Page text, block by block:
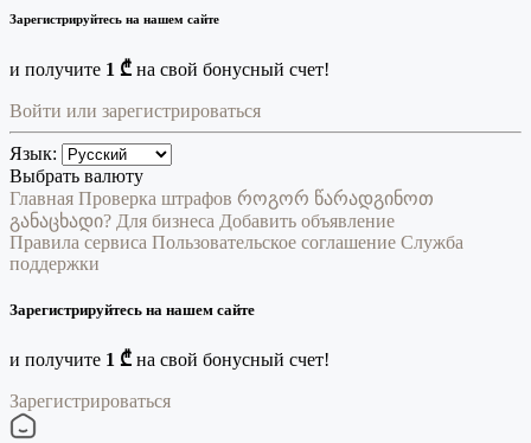
Зарегистрируйтесь на нашем сайте
и получите 1 ₾ на свой бонусный счет!
Войти или зарегистрироваться
Язык:
Выбрать валюту
Главная Проверка штрафов როგორ წარადგინოთ
განაცხადი? Для бизнеса Добавить объявление
Правила сервиса Пользовательское соглашение Служба
поддержки
Зарегистрируйтесь на нашем сайте
и получите 1 ₾ на свой бонусный счет!
Зарегистрироваться